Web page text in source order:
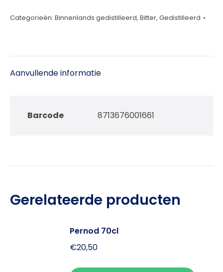
Categorieën: Binnenlands gedistilleerd, Bitter, Gedistilleerd
Aanvullende informatie
Barcode 8713676001661
Gerelateerde producten
Pernod 70cl
€20,50